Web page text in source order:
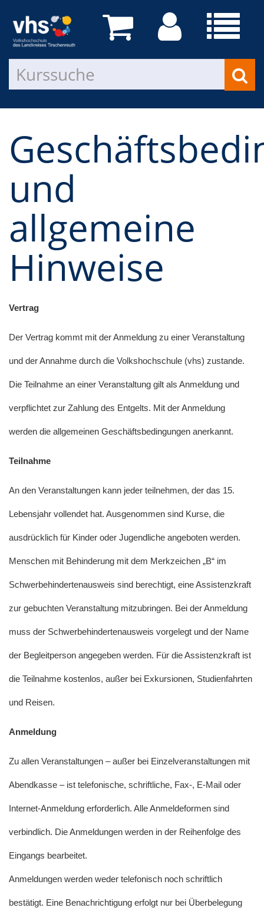
und
allgemeine
Hinweise
Vertrag
Der Vertrag kommt mit der Anmeldung zu einer Veranstaltung
und der Annahme durch die Volkshochschule (vhs) zustande.
Die Teilnahme an einer Veranstaltung gilt als Anmeldung und
verpflichtet zur Zahlung des Entgelts. Mit der Anmeldung
werden die allgemeinen Geschäftsbedingungen anerkannt.
Teilnahme
An den Veranstaltungen kann jeder teilnehmen, der das 15.
Lebensjahr vollendet hat. Ausgenommen sind Kurse, die
ausdrücklich für Kinder oder Jugendliche angeboten werden.
Menschen mit Behinderung mit dem Merkzeichen „B“ im
Schwerbehindertenausweis sind berechtigt, eine Assistenzkraft
zur gebuchten Veranstaltung mitzubringen. Bei der Anmeldung
muss der Schwerbehindertenausweis vorgelegt und der Name
der Begleitperson angegeben werden. Für die Assistenzkraft ist
die Teilnahme kostenlos, außer bei Exkursionen, Studienfahrten
und Reisen.
Anmeldung
Zu allen Veranstaltungen – außer bei Einzelveranstaltungen mit
Abendkasse – ist telefonische, schriftliche, Fax-, E-Mail oder
Internet-Anmeldung erforderlich. Alle Anmeldeformen sind
verbindlich. Die Anmeldungen werden in der Reihenfolge des
Eingangs bearbeitet.
Anmeldungen werden weder telefonisch noch schriftlich
bestätigt. Eine Benachrichtigung erfolgt nur bei Überbelegung